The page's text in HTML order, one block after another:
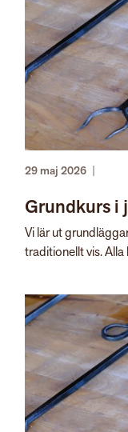
29 maj 2026 |
Grundkurs i
Vi lär ut
traditionellt vis.